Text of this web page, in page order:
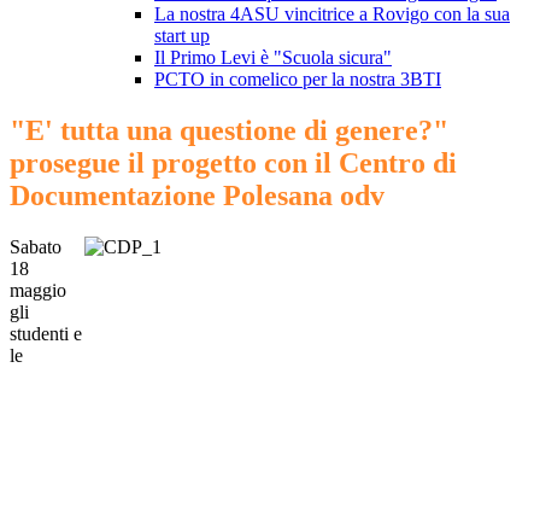
La nostra 4ASU vincitrice a Rovigo con la sua
start up
Il Primo Levi è "Scuola sicura"
PCTO in comelico per la nostra 3BTI
"E' tutta una questione di genere?"
prosegue il progetto con il Centro di
Documentazione Polesana odv
Sabato
18
maggio
gli
studenti e
le